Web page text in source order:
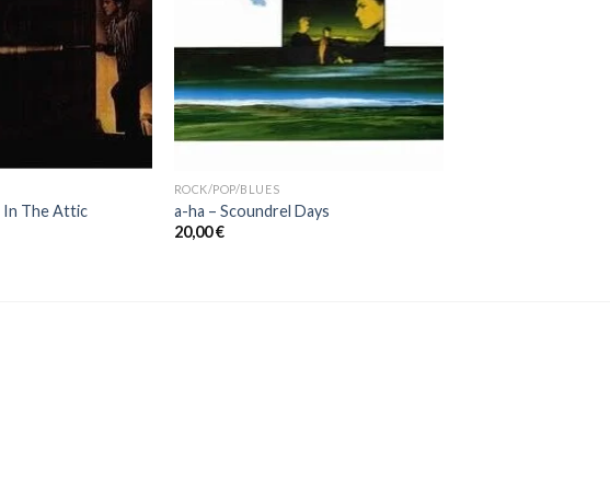
In The Attic
ROCK/POP/BLUES
a-ha ‎– Scoundrel Days
20,00€